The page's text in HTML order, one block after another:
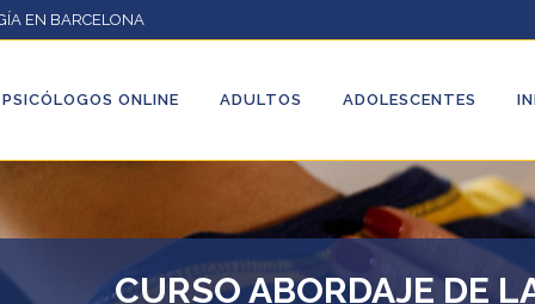
EN BARCELONA
PSICÓLOGOS ONLINE ADULTOS ADOLESCENTES
CURSO ABORDAJE DE